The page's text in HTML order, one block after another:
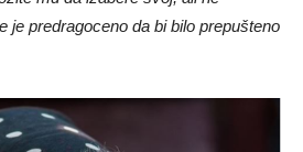
je predragoceno da bi bilo prepušteno